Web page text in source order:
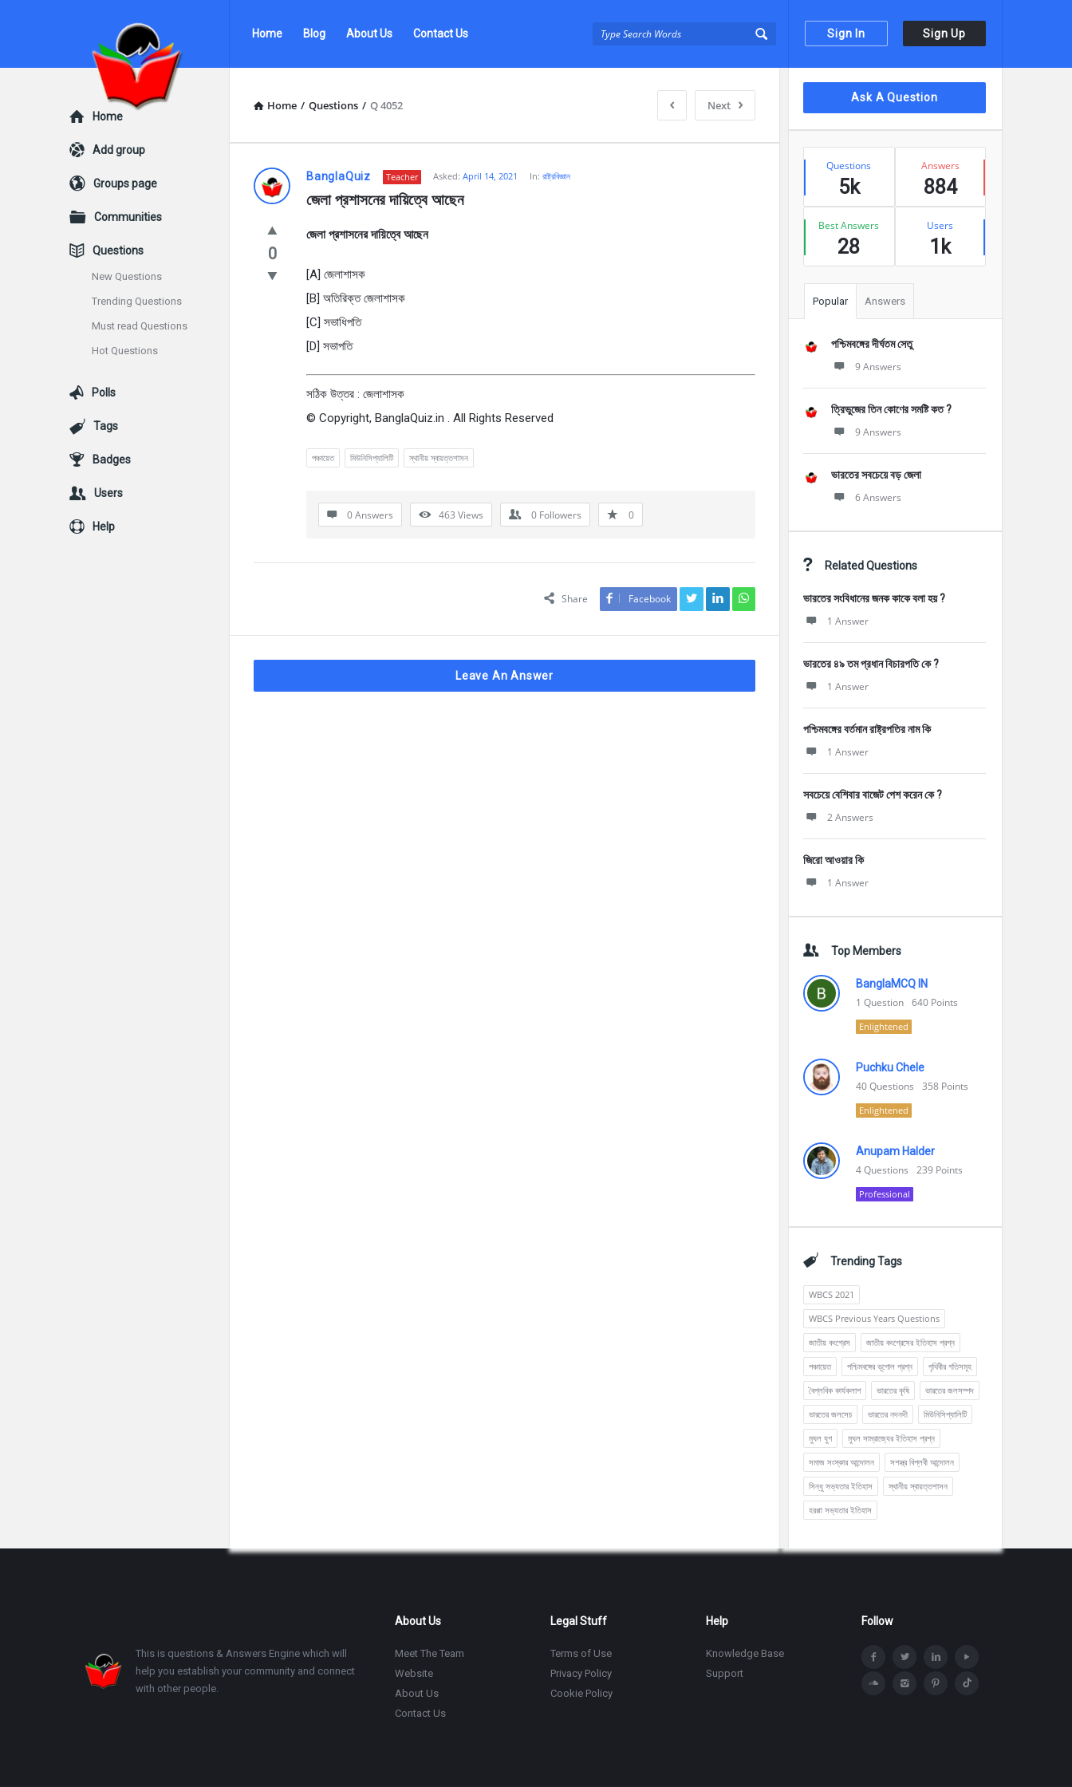
Sign In Sign Up
Questions
BanglaQuiz
Questions
by
BanglaQuiz
Home Blog About Us Contact Us
Home / Questions / Q 4052 Next
Ask
Questions
by
BanglaQuiz
Latest
Questions
BanglaQuiz Teacher Asked: April 14, 2021 In: রাষ্ট্রবিজ্ঞান
জেলা প্রশাসনের দায়িত্বে আছেন
0
জেলা প্রশাসনের দায়িত্বে আছেন
[A] জেলাশাসক
[B] অতিরিক্ত জেলাশাসক
[C] সভাধিপতি
[D] সভাপতি
সঠিক উত্তর : জেলাশাসক
© Copyright, BanglaQuiz.in . All Rights Reserved
পঞ্চায়েত মিউনিসিপ্যালিটি স্থানীয় স্বায়ত্তশাসন
0 Answers 463 Views 0 Followers 0
Share Facebook
Leave An Answer
Sidebar
Ask A Question
StatsQuestions
5k
Answers
884
Best Answers
28
Users
1k
Popular Answers
পশ্চিমবঙ্গের দীর্ঘতম সেতু
9 Answers
ত্রিভুজের তিন কোণের সমষ্টি কত ?
9 Answers
ভারতের সবচেয়ে বড় জেলা
6 Answers
Related Questions
ভারতের সংবিধানের জনক কাকে বলা হয় ?
1 Answer
ভারতের ৪৯ তম প্রধান বিচারপতি কে ?
1 Answer
পশ্চিমবঙ্গের বর্তমান রাষ্ট্রপতির নাম কি
1 Answer
সবচেয়ে বেশিবার বাজেট পেশ করেন কে ?
2 Answers
জিরো আওয়ার কি
1 Answer
Top Members
BanglaMCQ IN
1 Question 640 Points
Enlightened
Puchku Chele
40Questions 358 Points
Enlightened
Anupam Halder
4Questions 239 Points
Professional
Trending Tags
WBCS 2021
WBCS Previous Years Questions
জাতীয় কংগ্রেস
জাতীয় কংগ্রেসের ইতিহাস প্রশ্ন
পঞ্চায়েত
পশ্চিমবঙ্গের ভূগোল প্রশ্ন
পৃথিবীর গতিসমূহ
বৈপ্লবিক কার্যকলাপ
ভারতের কৃষি
ভারতের জলসম্পদ
ভারতের জলসেচ
ভারতের নদনদী
মিউনিসিপ্যালিটি
মুঘল যুগ
মুঘল সাম্রাজ্যের ইতিহাস প্রশ্ন
সমাজ সংস্কার আন্দোলন
সশস্ত্র বিপ্লবী আন্দোলন
সিন্ধু সভ্যতার ইতিহাস
স্থানীয় স্বায়ত্তশাসন
হরপ্পা সভ্যতার ইতিহাস
Explore
Home
Add group
Groups page
Communities
Questions
New Questions
Trending Questions
Must read Questions
Hot Questions
Polls
Tags
Badges
Users
Help
This is questions & Answers Engine which will
help you establish your community and connect
with other people.
About Us
Meet The Team
Website
About Us
Contact Us
Legal Stuff
Terms of Use
Privacy Policy
Cookie Policy
Help
Knowledge Base
Support
Follow